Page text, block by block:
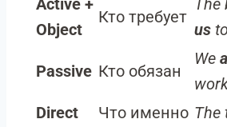
Active +
Object
Кто требует
The
us
Passive Кто обязан
We
Direct
Что именно The